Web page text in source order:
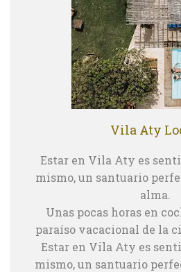
Vila Aty
Estar en Vila Aty es
mismo, un santuario
alma.
Unas pocas horas en
paraíso vacacional de la
Estar en Vila Aty es
mismo, un santuario